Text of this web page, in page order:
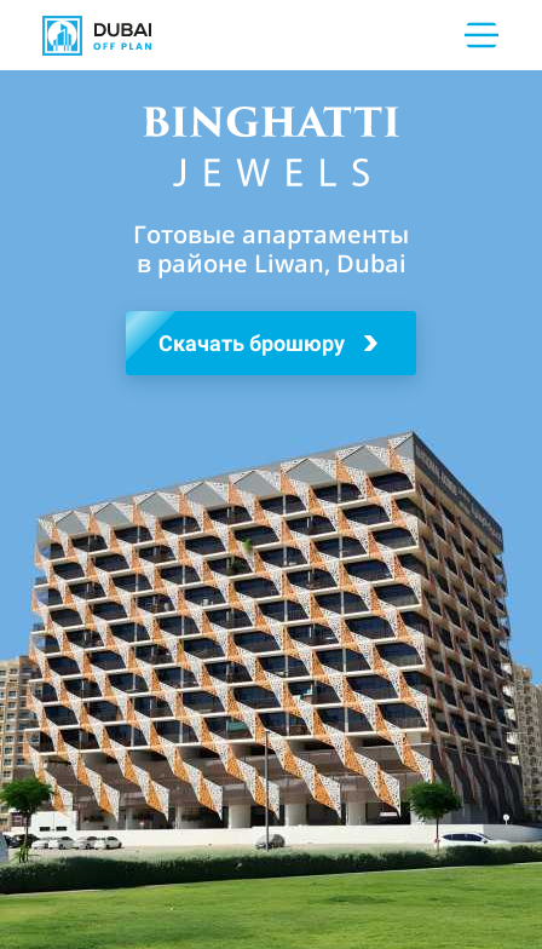
Готовые апартаменты
в районе Liwan, Dubai
Скачать брошюру